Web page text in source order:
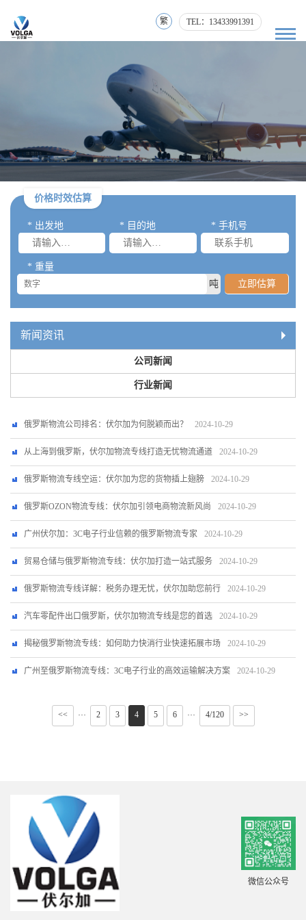
TEL：13433991391
繁
价格时效估算
* 出发地 * 目的地 * 手机号
* 重量
吨
立即估算
新闻资讯
公司新闻
行业新闻
俄罗斯物流公司排名：伏尔加为何脱颖而出？ 2024-10-29
从上海到俄罗斯，伏尔加物流专线打造无忧物流通道 2024-10-29
俄罗斯物流专线空运：伏尔加为您的货物插上翅膀 2024-10-29
俄罗斯OZON物流专线：伏尔加引领电商物流新风尚 2024-10-29
广州伏尔加：3C电子行业信赖的俄罗斯物流专家 2024-10-29
贸易仓储与俄罗斯物流专线：伏尔加打造一站式服务 2024-10-29
俄罗斯物流专线详解：税务办理无忧，伏尔加助您前行 2024-10-29
汽车零配件出口俄罗斯，伏尔加物流专线是您的首选 2024-10-29
揭秘俄罗斯物流专线：如何助力快消行业快速拓展市场 2024-10-29
广州至俄罗斯物流专线：3C电子行业的高效运输解决方案 2024-10-29
<< ··· 2 3 4 5 6 ··· 4/120 >>
微信公众号